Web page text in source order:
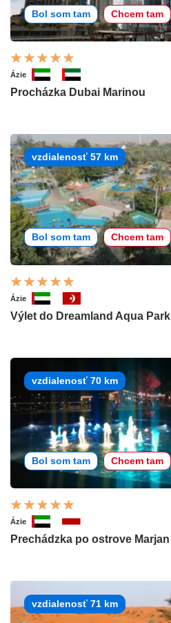
Bol som tam Chcem tam
Ázie
Procházka Dubai Marinou
vzdialenosť 57 km
Bol som tam Chcem tam
Ázie
Výlet do Dreamland Aqua Park
vzdialenosť 70 km
Bol som tam Chcem tam
Ázie
Prechádzka po ostrove Marjan
vzdialenosť 71 km